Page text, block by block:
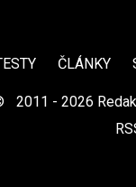
ČLÁNKY
2011 - 2026